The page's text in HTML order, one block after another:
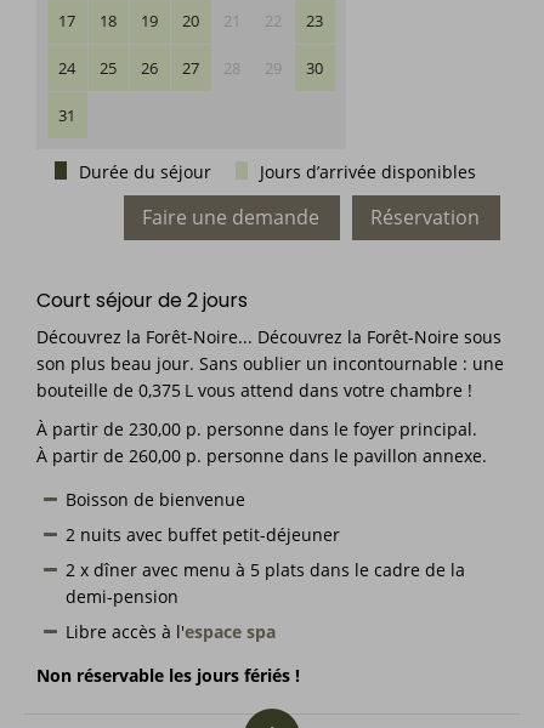
17 18 19 20 21 22 23
24 25 26 27 28 29 30
31
Durée du séjour Jours d’arrivée disponibles
Réservation
Faire une demande
Court séjour de 2 jours
Découvrez la Forêt-Noire... Découvrez la Forêt-Noire sous
son plus beau jour. Sans oublier un incontournable : une
bouteille de 0,375 L vous attend dans votre chambre !
À partir de 230,00 p. personne dans le foyer principal.
À partir de 260,00 p. personne dans le pavillon annexe.
Boisson de bienvenue
2 nuits avec buffet petit-déjeuner
2 x dîner avec menu à 5 plats dans le cadre de la
demi-pension
Libre accès à l'espace spa
Non réservable les jours fériés !